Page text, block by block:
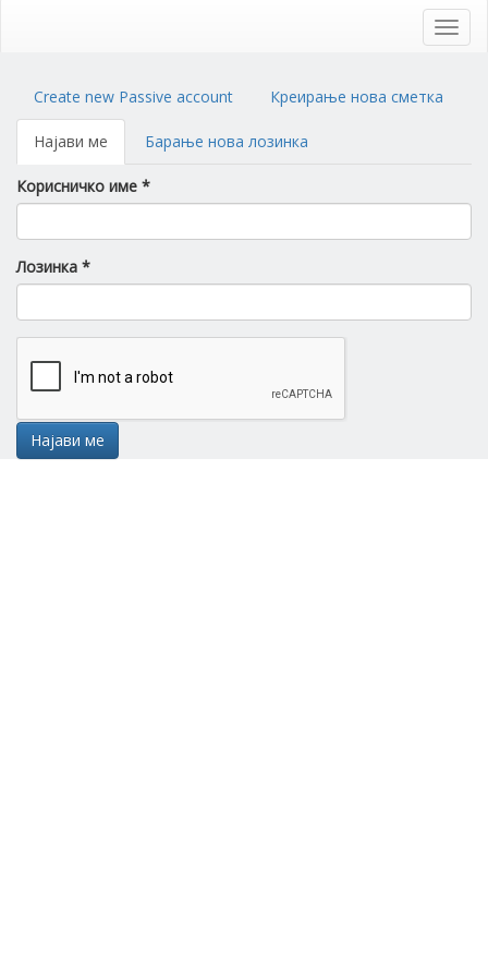
Primary
tabs
Create new Passive account Креирање нова сметка
Најави ме (activeБарање нова лозинка
Корисничко име *
Лозинка *
Најави ме